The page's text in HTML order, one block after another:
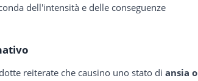
dell'intensità e delle conseguenze
reiterate che causino uno stato di ansia o